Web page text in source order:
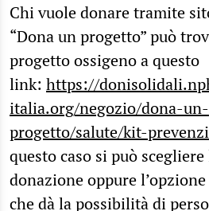
Chi vuole donare tramite
“Dona un progetto” può
progetto ossigeno a questo
link: https://
italia.org/negozio/dona-un-
progetto/salute/kit-
questo caso si può scegliere
donazione oppure
che dà la possibilità di